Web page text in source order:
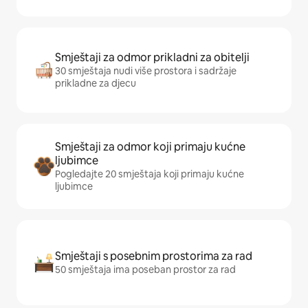
Smještaji za odmor prikladni za obitelji
30 smještaja nudi više prostora i sadržaje
prikladne za djecu
Smještaji za odmor koji primaju kućne
ljubimce
Pogledajte 20 smještaja koji primaju kućne
ljubimce
Smještaji s posebnim prostorima za rad
50 smještaja ima poseban prostor za rad